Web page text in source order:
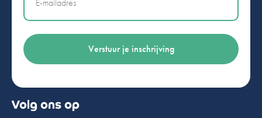
Volg ons op